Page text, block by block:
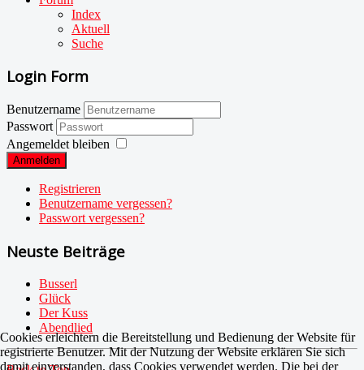
Index
Aktuell
Suche
Login Form
Benutzername
Passwort
Angemeldet bleiben
Anmelden
Registrieren
Benutzername vergessen?
Passwort vergessen?
Neuste Beiträge
Busserl
Glück
Der Kuss
Abendlied
Cookies erleichtern die Bereitstellung und Bedienung der Website für
registrierte Benutzer. Mit der Nutzung der Website erklären Sie sich
damit einverstanden, dass Cookies verwendet werden. Die bei der